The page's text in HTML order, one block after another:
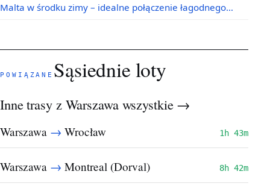
Malta w środku zimy – idealne połączenie łagodnego…
POWIĄZANE Sąsiednie loty
Inne trasy z Warszawa wszystkie →
Warszawa → Wrocław 1h 43m
Warszawa → Montreal (Dorval) 8h 42m